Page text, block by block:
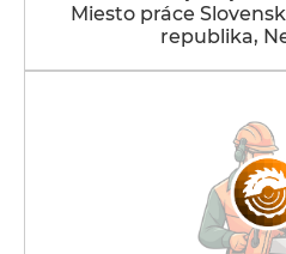
Miesto práce
republika,